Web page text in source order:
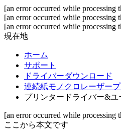
[an error occurred while processing
[an error occurred while processing
[an error occurred while processing
現在地
ホーム
サポート
ドライバーダウンロード
連続紙モノクロレーザー
プリンタードライバー&
[an error occurred while processing
ここから本文です